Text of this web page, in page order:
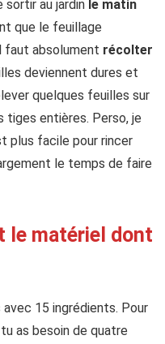
sortir au jardin le matin
que le feuillage
faut absolument récolter
deviennent dures et
quelques feuilles sur
tiges entières. Perso, je
plus facile pour rincer
le temps de faire
le matériel dont
15 ingrédients. Pour
as besoin de quatre